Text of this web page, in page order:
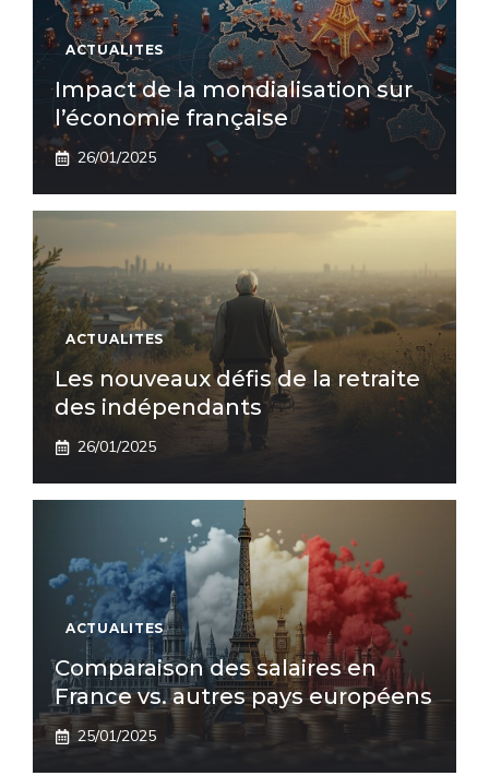
ACTUALITES
Impact de la mondialisation sur
l’économie française
26/01/2025
ACTUALITES
Les nouveaux défis de la retraite
des indépendants
26/01/2025
ACTUALITES
Comparaison des salaires en
France vs. autres pays européens
25/01/2025